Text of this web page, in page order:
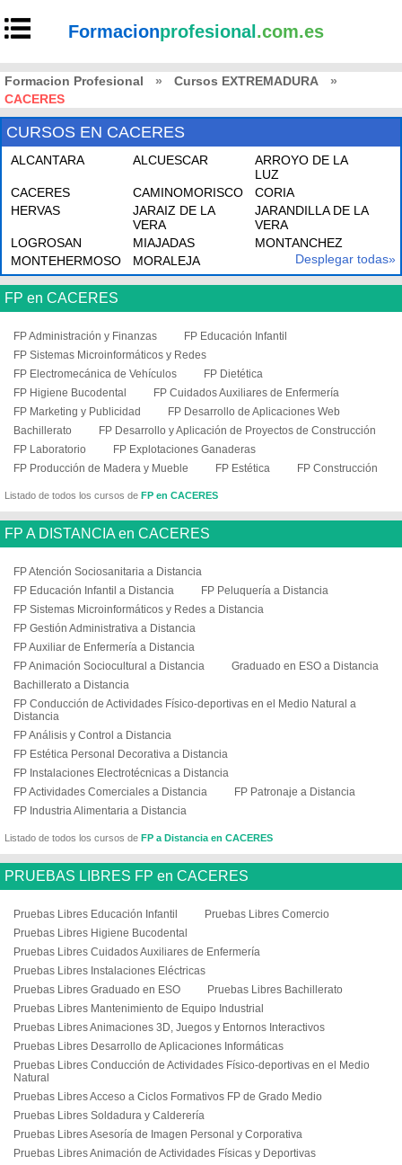
Formacionprofesional .com.es
Formacion Profesional » Cursos EXTREMADURA
»
CACERES
CURSOS EN CACERES
ALCANTARA ALCUESCAR
ARROYO DE LA
LUZ
CACERES
CAMINOMORISCO
CORIA
HERVAS
JARAIZ DE LA
VERA
JARANDILLA DE LA
VERA
LOGROSAN
MIAJADAS
MONTANCHEZ
MONTEHERMOSO
MORALEJA Desplegar todas»
FP en CACERES
FP Administración y Finanzas
FP Educación Infantil
FP Sistemas Microinformáticos y Redes
FP Electromecánica de Vehículos
FP Dietética
FP Higiene Bucodental
FP Cuidados Auxiliares de Enfermería
FP Marketing y Publicidad
FP Desarrollo de Aplicaciones Web
Bachillerato
FP Desarrollo y Aplicación de Proyectos de Construcción
FP Laboratorio
FP Explotaciones Ganaderas
FP Producción de Madera y Mueble
FP Estética FP Construcción
Listado de todos los cursos de FP en CACERES
FP A DISTANCIA en CACERES
FP Atención Sociosanitaria a Distancia
FP Educación Infantil a Distancia
FP Peluquería a Distancia
FP Sistemas Microinformáticos y Redes a Distancia
FP Gestión Administrativa a Distancia
FP Auxiliar de Enfermería a Distancia
FP Animación Sociocultural a Distancia
Graduado en ESO a Distancia
Bachillerato a Distancia
FP Conducción de Actividades Físico-deportivas en el Medio Natural a
Distancia
FP Análisis y Control a Distancia
FP Estética Personal Decorativa a Distancia
FP Instalaciones Electrotécnicas a Distancia
FP Actividades Comerciales a Distancia
FP Patronaje a Distancia
FP Industria Alimentaria a Distancia
Listado de todos los cursos de FP a Distancia en CACERES
PRUEBAS LIBRES FP en CACERES
Pruebas Libres Educación Infantil
Pruebas Libres Comercio
Pruebas Libres Higiene Bucodental
Pruebas Libres Cuidados Auxiliares de Enfermería
Pruebas Libres Instalaciones Eléctricas
Pruebas Libres Graduado en ESO
Pruebas Libres Bachillerato
Pruebas Libres Mantenimiento de Equipo Industrial
Pruebas Libres Animaciones 3D, Juegos y Entornos Interactivos
Pruebas Libres Desarrollo de Aplicaciones Informáticas
Pruebas Libres Conducción de Actividades Físico-deportivas en el Medio
Natural
Pruebas Libres Acceso a Ciclos Formativos FP de Grado Medio
Pruebas Libres Soldadura y Calderería
Pruebas Libres Asesoría de Imagen Personal y Corporativa
Pruebas Libres Animación de Actividades Físicas y Deportivas